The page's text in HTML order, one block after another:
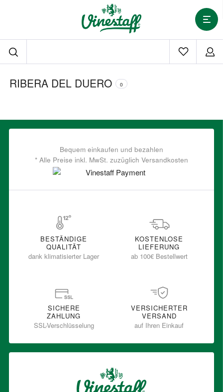
RIBERA DEL DUERO 0
Bequem einkaufen und bezahlen
* Alle Preise inkl. MwSt. zuzüglich Versandkosten
BESTÄNDIGE
QUALITÄT
dank klimatisierter Lager
KOSTENLOSE
LIEFERUNG
ab 100€ Bestellwert
SICHERE
ZAHLUNG
SSL-Verschlüsselung
VERSICHERTER
VERSAND
auf Ihren Einkauf